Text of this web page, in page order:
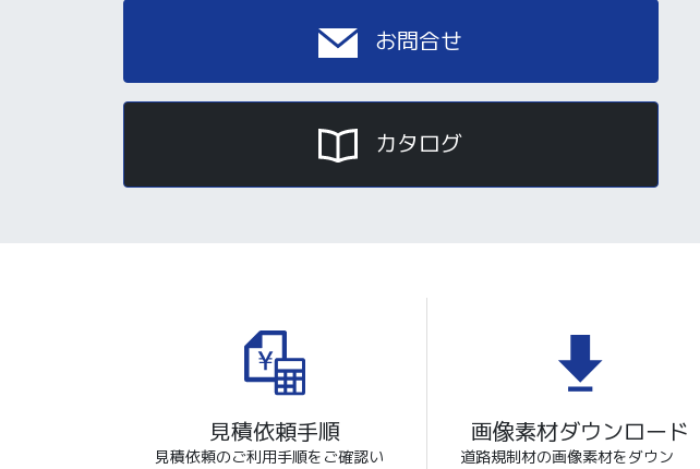
お問合せ
カタログ
見積依頼手順
見積依頼のご利用手順をご確認い
画像素材ダウンロード
道路規制材の画像素材をダウン